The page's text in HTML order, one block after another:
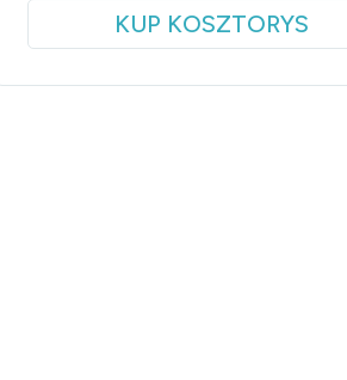
KUP KOSZTORYS